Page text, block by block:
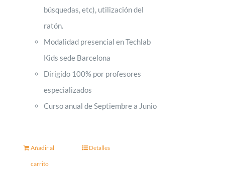
búsquedas, etc), utilización del
ratón.
Modalidad presencial en Techlab
Kids sede Barcelona
Dirigido 100% por profesores
especializados
Curso anual de Septiembre a Junio
Añadir al
carrito
Detalles